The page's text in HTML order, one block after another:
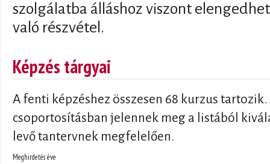
szolgálatba álláshoz viszont
való részvétel.
Képzés tárgyai
A fenti képzéshez összesen 68 kurzus
csoportosításban jelennek meg a listából
levő tantervnek megfelelően.
Meghirdetés éve